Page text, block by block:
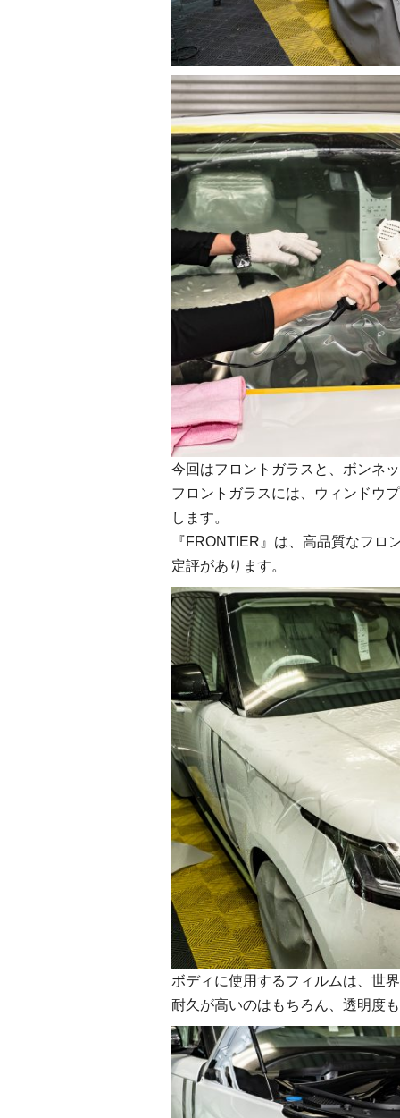
今回はフロントガラスと、ボンネ
フロントガラスには、ウィンドウ
します。
『FRONTIER』は、高品質なフロ
定評があります。
ボディに使用するフィルムは、世
耐久が高いのはもちろん、透明度